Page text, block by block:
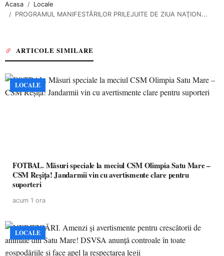
Acasa
Locale
PROGRAMUL MANIFESTĂRILOR PRILEJUITE DE ZIUA NAŢION...
ARTICOLE SIMILARE
LOCALE
FOTBAL. Măsuri speciale la meciul CSM Olimpia Satu Mare –
CSM Reșița! Jandarmii vin cu avertismente clare pentru
suporteri
acum 1 ora
LOCALE